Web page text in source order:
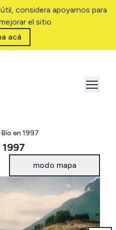
considera apoyarnos para
el sitio
acá
en 1997
modo mapa